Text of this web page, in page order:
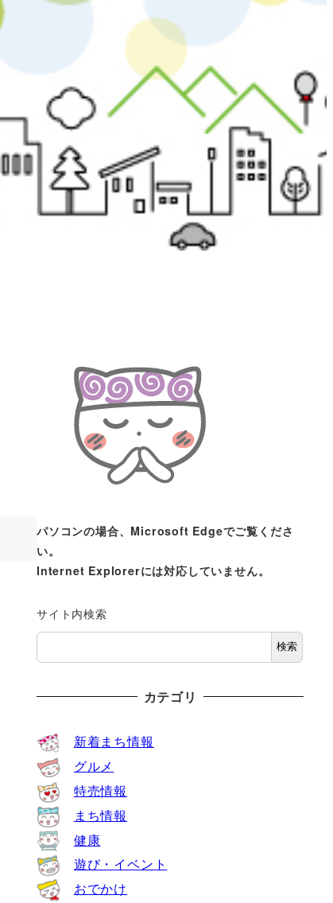
パソコンの場合、Microsoft Edgeでご覧くださ
い。
Internet Explorerには対応していません。
サイト内検索
検索
カテゴリ
新着まち情報
グルメ
特売情報
まち情報
健康
遊び・イベント
おでかけ